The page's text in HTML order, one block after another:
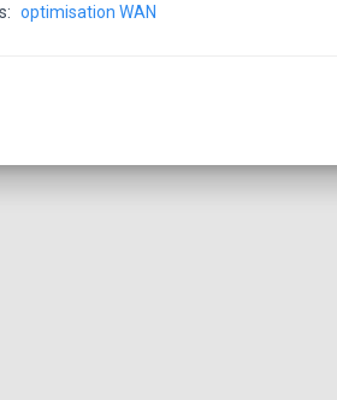
optimisation WAN